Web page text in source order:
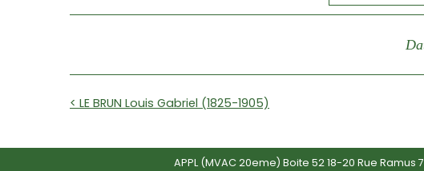
< LE BRUN Louis Gabriel (1825-1905)
APPL (MVAC 20eme) Boite 52 18-20 Rue Ramus